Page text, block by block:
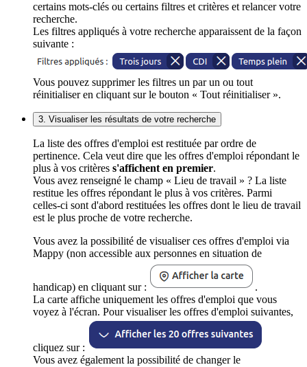
certains mots-clés ou certains filtres et critères et relancer votre
recherche.
Les filtres appliqués à votre recherche apparaissent de la façon
suivante :
Vous pouvez supprimer les filtres un par un ou tout
réinitialiser en cliquant sur le bouton « Tout réinitialiser ».
3. Visualiser les résultats de votre recherche
La liste des offres d'emploi est restituée par ordre de
pertinence. Cela veut dire que les offres d'emploi répondant le
plus à vos critères s'affichent en premier.
Vous avez renseigné le champ « Lieu de travail » ? La liste
restitue les offres répondant le plus à vos critères. Parmi
celles-ci sont d'abord restituées les offres dont le lieu de travail
est le plus proche de votre recherche.
Vous avez la possibilité de visualiser ces offres d'emploi via
Mappy (non accessible aux personnes en situation de
handicap) en cliquant sur :
.
La carte affiche uniquement les offres d'emploi que vous
voyez à l'écran. Pour visualiser les offres d'emploi suivantes,
cliquez sur :
Vous avez également la possibilité de changer le